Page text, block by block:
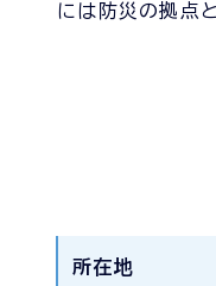
には防災の拠点
所在地